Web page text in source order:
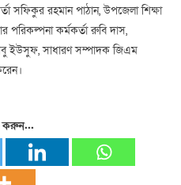
সফিকুর রহমান পাঠান, উপজেলা শিক্ষা
পরিকল্পনা কর্মকর্তা রুবি দাস,
ইউসুফ, সাধারণ সম্পাদক জিএম
করুন...